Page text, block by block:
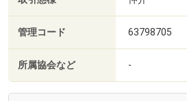
管理コード 63798705
所属協会など -